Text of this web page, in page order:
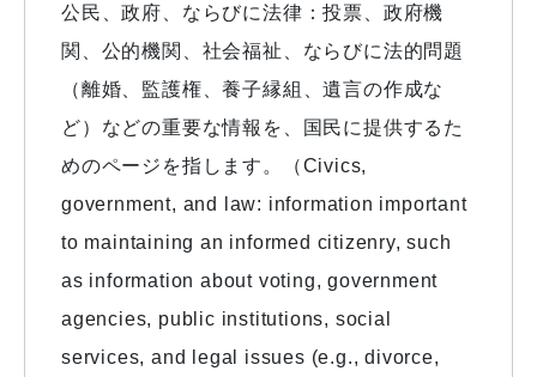
公民、政府、ならびに法律：投票、政府機
関、公的機関、社会福祉、ならびに法的問題
（離婚、監護権、養子縁組、遺言の作成な
ど）などの重要な情報を、国民に提供するた
めのページを指します。（Civics,
government, and law: information important
to maintaining an informed citizenry, such
as information about voting, government
agencies, public institutions, social
services, and legal issues (e.g., divorce,